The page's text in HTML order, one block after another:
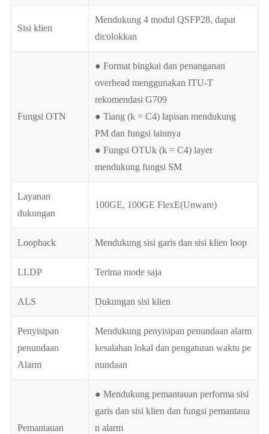
Sisi klien
Mendukung 4 modul QSFP28, dapat
dicolokkan
Fungsi OTN
● Format bingkai dan penanganan
overhead menggunakan ITU-T
rekomendasi G709
● Tiang (k = C4) lapisan mendukung
PM dan fungsi lainnya
● Fungsi OTUk (k = C4) layer
mendukung fungsi SM
Layanan
dukungan
100GE, 100GE FlexE(Unware)
Loopback Mendukung sisi garis dan sisi klien loop
LLDP Terima mode saja
ALS Dukungan sisi klien
Penyisipan
penundaan
Alarm
Mendukung penyisipan penundaan alarm
kesalahan lokal dan pengaturan waktu pe
nundaan
Pemantauan
● Mendukung pemantauan performa sisi
garis dan sisi klien dan fungsi pemantaua
n alarm